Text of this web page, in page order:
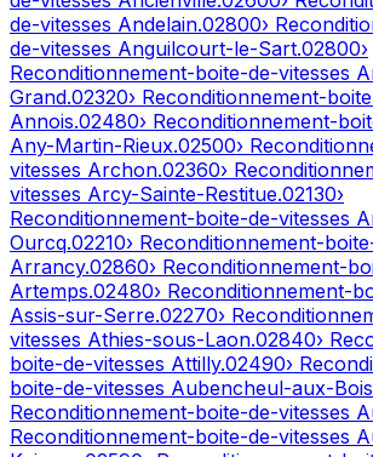
de-vitesses Andelain.02800›
de-vitesses Anguilcourt-le-Sart.02800›
Reconditionnement-boite-de-vitesses
Grand.02320› Reconditionnement-
Annois.02480› Reconditionnement-
Any-Martin-Rieux.02500›
vitesses Archon.02360›
vitesses Arcy-Sainte-Restitue.02130›
Reconditionnement-boite-de-vitesses
Ourcq.02210› Reconditionnement-
Arrancy.02860› Reconditionnement-
Artemps.02480› Reconditionnement-
Assis-sur-Serre.02270›
vitesses Athies-sous-Laon.02840›
boite-de-vitesses Attilly.02490›
boite-de-vitesses Aubencheul-aux-Bois
Reconditionnement-boite-de-vitesses
Reconditionnement-boite-de-vitesses